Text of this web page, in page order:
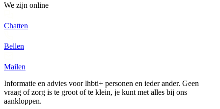
We zijn online
Chatten
Bellen
Mailen
Informatie en advies voor lhbti+ personen en ieder ander. Geen
vraag of zorg is te groot of te klein, je kunt met alles bij ons
aankloppen.